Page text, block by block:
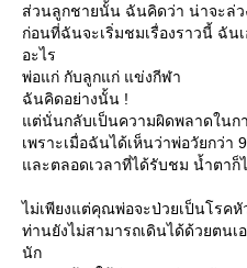
ส่วนลูกชายนั้น ฉันคิดว่า น่าจะล่ว
ก่อนที่ฉันจะเริ่มชมเรื่องราวนี้ ฉัน
อะไร
พ่อแก่ กับลูกแก่ แข่งกีฬา
ฉันคิดอย่างนั้น !
ต่นั่นกลับเป็นความผิดพลาดในก
เพราะเมื่อฉันได้เห็นว่าพ่อวัยกว่า
ละตลอดเวลาที่ได้รับชม น้ำตา
ไม่เพียงแต่คุณพ่อจะป่วยเป็นโรคหั
ท่านยังไม่สามารถเดินได้ด้วยตนเ
นัก